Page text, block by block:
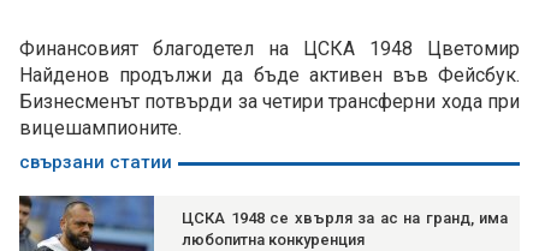
Финансовият благодетел на ЦСКА 1948 Цветомир
Найденов продължи да бъде активен във Фейсбук.
Бизнесменът потвърди за четири трансферни хода при
вицешампионите.
свързани статии
ЦСКА 1948 се хвърля за ас на гранд, има
любопитна конкуренция